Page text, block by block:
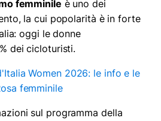
femminile è uno dei
la cui popolarità è in forte
oggi le donne
dei cicloturisti.
Women 2026: le info e le
femminile
sul programma della